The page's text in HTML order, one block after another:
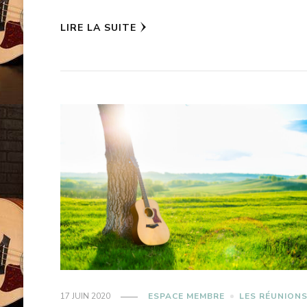
LIRE LA SUITE
17 JUIN 2020 ESPACE MEMBRE LES RÉUNIONS